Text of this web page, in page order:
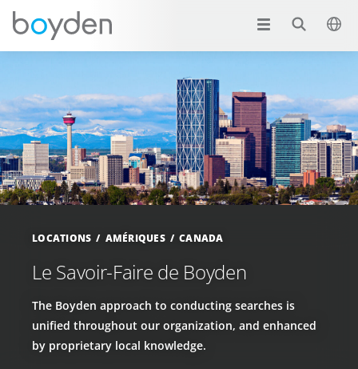
LOCATIONS AMÉRIQUES CANADA
Le Savoir-Faire de Boyden
The Boyden approach to conducting searches is
unified throughout our organization, and enhanced
by proprietary local knowledge.